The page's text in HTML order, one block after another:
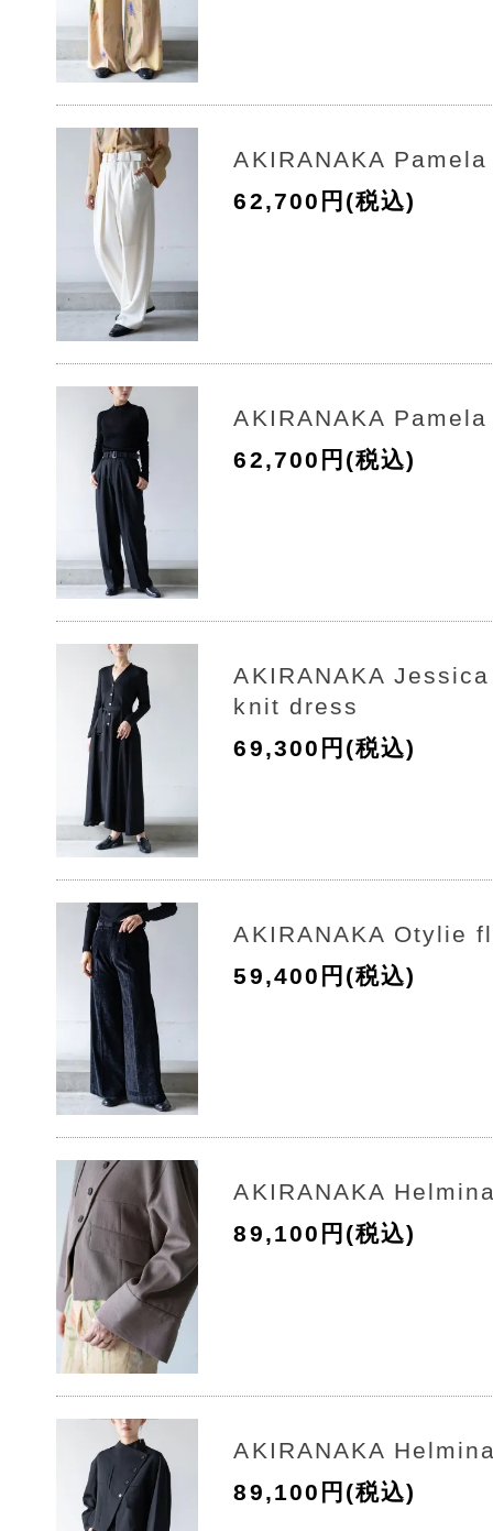
AKIRANAKA
62,700円(税込)
AKIRANAKA
62,700円(税込)
AKIRANAKA
knit dress
69,300円(税込)
AKIRANAKA Otylie
59,400円(税込)
AKIRANAKA
89,100円(税込)
AKIRANAKA
89,100円(税込)